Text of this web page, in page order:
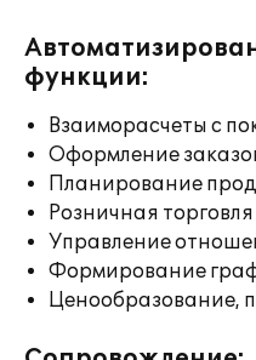
функции:
Взаиморасчеты с
Оформление
Планирование
Розничная торговля
Управление
Формирование
Ценообразование,